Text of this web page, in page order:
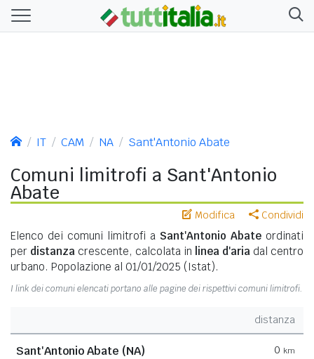
IT CAM NA Sant'Antonio Abate
Comuni limitrofi a Sant'Antonio
Abate
Modifica Condividi
Elenco dei comuni limitrofi a Sant'Antonio Abate ordinati
per distanza crescente, calcolata in linea d'aria dal centro
urbano. Popolazione al 01/01/2025 (Istat).
I link dei comuni elencati portano alle pagine dei rispettivi comuni limitrofi.
distanza
Sant'Antonio Abate (NA) 0 km